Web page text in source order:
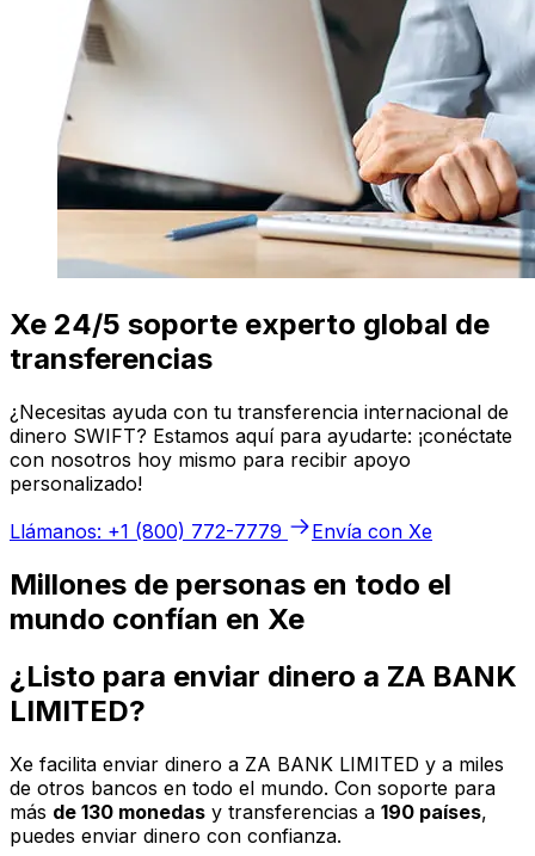
Xe 24/5 soporte experto global de
transferencias
¿Necesitas ayuda con tu transferencia internacional de
dinero SWIFT? Estamos aquí para ayudarte: ¡conéctate
con nosotros hoy mismo para recibir apoyo
personalizado!
Llámanos: +1 (800) 772-7779
Envía con Xe
Millones de personas en todo el
mundo confían en Xe
¿Listo para enviar dinero a ZA BANK
LIMITED?
Xe facilita enviar dinero a ZA BANK LIMITED y a miles
de otros bancos en todo el mundo. Con soporte para
más de 130 monedas y transferencias a 190 países,
puedes enviar dinero con confianza.